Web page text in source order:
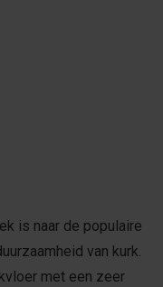
is naar de populaire
van kurk.
met een zeer